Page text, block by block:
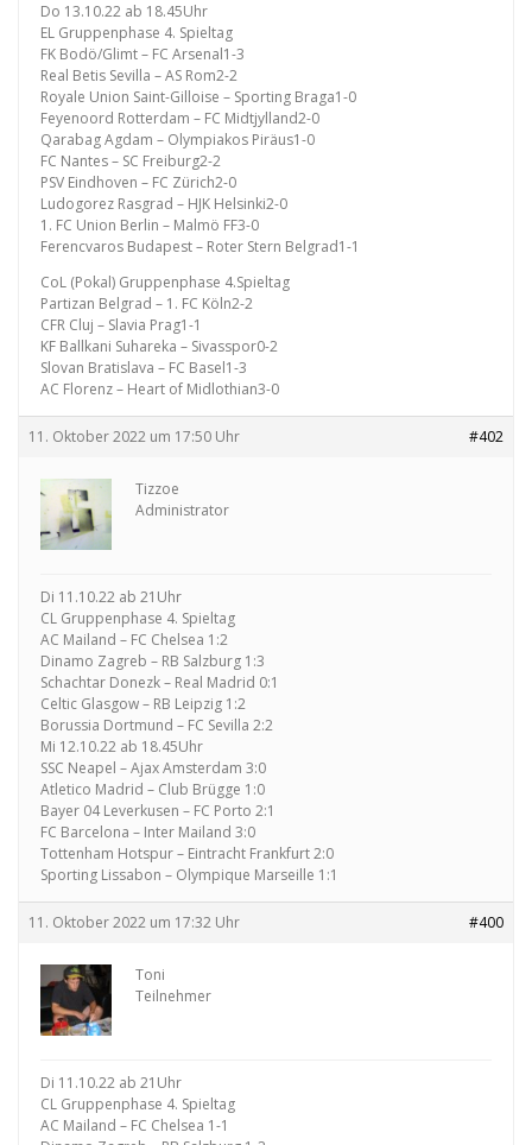
Do 13.10.22 ab 18.45Uhr
EL Gruppenphase 4. Spieltag
FK Bodö/Glimt – FC Arsenal1-3
Real Betis Sevilla – AS Rom2-2
Royale Union Saint-Gilloise – Sporting Braga1-0
Feyenoord Rotterdam – FC Midtjylland2-0
Qarabag Agdam – Olympiakos Piräus1-0
FC Nantes – SC Freiburg2-2
PSV Eindhoven – FC Zürich2-0
Ludogorez Rasgrad – HJK Helsinki2-0
1. FC Union Berlin – Malmö FF3-0
Ferencvaros Budapest – Roter Stern Belgrad1-1
CoL (Pokal) Gruppenphase 4.Spieltag
Partizan Belgrad – 1. FC Köln2-2
CFR Cluj – Slavia Prag1-1
KF Ballkani Suhareka – Sivasspor0-2
Slovan Bratislava – FC Basel1-3
AC Florenz – Heart of Midlothian3-0
11. Oktober 2022 um 17:50 Uhr #402
Tizzoe
Administrator
Di 11.10.22 ab 21Uhr
CL Gruppenphase 4. Spieltag
AC Mailand – FC Chelsea 1:2
Dinamo Zagreb – RB Salzburg 1:3
Schachtar Donezk – Real Madrid 0:1
Celtic Glasgow – RB Leipzig 1:2
Borussia Dortmund – FC Sevilla 2:2
Mi 12.10.22 ab 18.45Uhr
SSC Neapel – Ajax Amsterdam 3:0
Atletico Madrid – Club Brügge 1:0
Bayer 04 Leverkusen – FC Porto 2:1
FC Barcelona – Inter Mailand 3:0
Tottenham Hotspur – Eintracht Frankfurt 2:0
Sporting Lissabon – Olympique Marseille 1:1
11. Oktober 2022 um 17:32 Uhr #400
Toni
Teilnehmer
Di 11.10.22 ab 21Uhr
CL Gruppenphase 4. Spieltag
AC Mailand – FC Chelsea 1-1